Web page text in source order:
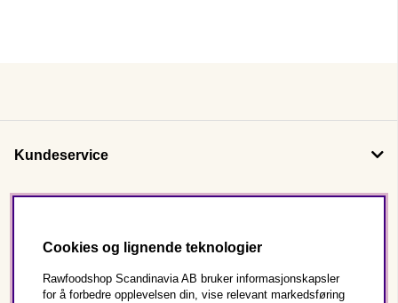
Kundeservice
Cookies og lignende teknologier
Rawfoodshop Scandinavia AB bruker informasjonskapsler
for å forbedre opplevelsen din, vise relevant markedsføring